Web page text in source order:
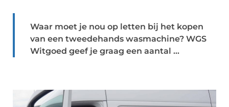
Waar moet je nou op letten bij het kopen
van een tweedehands wasmachine? WGS
Witgoed geef je graag een aantal ...